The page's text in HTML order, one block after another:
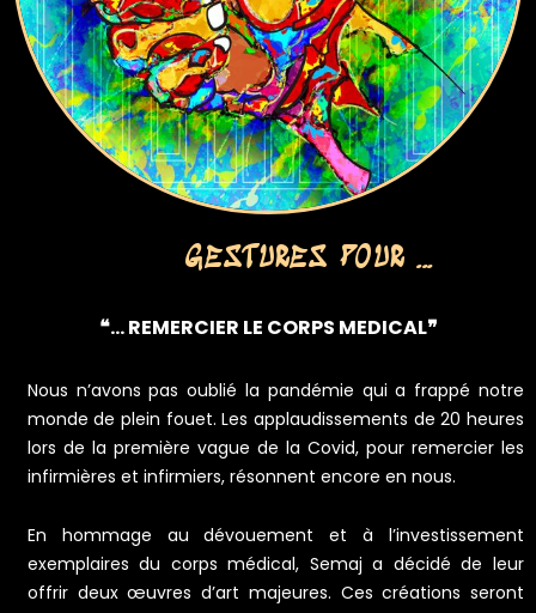
GESTURES POUR ...
❝... REMERCIER LE CORPS MEDICAL❞
Nous n’avons pas oublié la pandémie qui a frappé notre
monde de plein fouet. Les applaudissements de 20 heures
lors de la première vague de la Covid, pour remercier les
infirmières et infirmiers, résonnent encore en nous.
En hommage au dévouement et à l’investissement
exemplaires du corps médical, Semaj a décidé de leur
offrir deux œuvres d’art majeures. Ces créations seront